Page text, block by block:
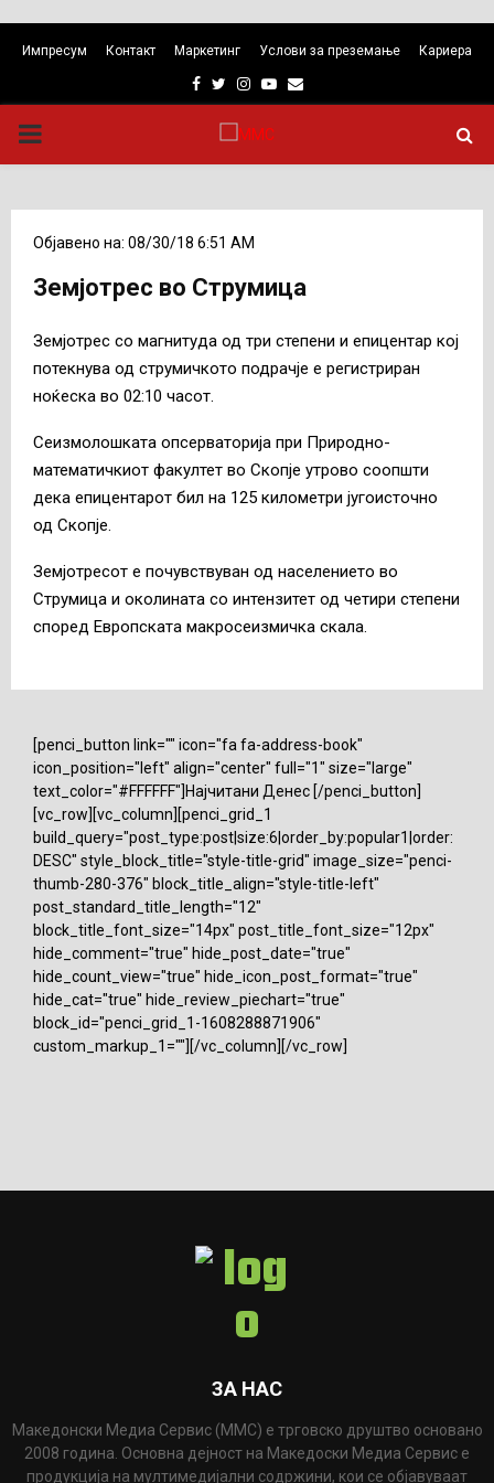
Импресум Контакт Маркетинг Услови за преземање Кариера
Facebook
TwitterInstagram
Youtube
Email
PRIMARY
Објавено на: 08/30/18 6:51 AM
Земјотрес во Струмица
Земјотрес со магнитуда од три степени и епицентар кој
потекнува од струмичкото подрачје е регистриран
ноќеска во 02:10 часот.
Сеизмолошката опсерваторија при Природно-
математичкиот факултет во Скопје утрово соопшти
дека епицентарот бил на 125 километри југоисточно
од Скопје.
Земјотресот е почувствуван од населението во
Струмица и околината со интензитет од четири степени
според Европската макросеизмичка скала.
[penci_button link="" icon="fa fa-address-book"
icon_position="left" align="center" full="1" size="large"
text_color="#FFFFFF"]Најчитани Денес [/penci_button]
[vc_row][vc_column][penci_grid_1
build_query="post_type:post|size:6|order_by:popular1|order:
DESC" style_block_title="style-title-grid" image_size="penci-
thumb-280-376" block_title_align="style-title-left"
post_standard_title_length="12"
block_title_font_size="14px" post_title_font_size="12px"
hide_comment="true" hide_post_date="true"
hide_count_view="true" hide_icon_post_format="true"
hide_cat="true" hide_review_piechart="true"
block_id="penci_grid_1-1608288871906"
custom_markup_1=""][/vc_column][/vc_row]
ЗА НАС
Македонски Медиа Сервис (ММС) е трговско друштво основано
2008 година. Основна дејност на Македоски Медиа Сервис е
продукција на мултимедијални содржини, кои се објавуваат